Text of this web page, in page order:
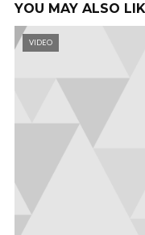
YOU MAY ALSO
VIDEO